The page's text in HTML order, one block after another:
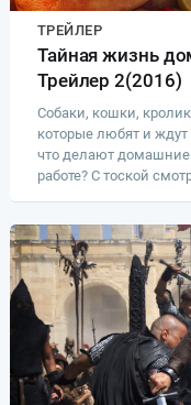
ТРЕЙЛЕР
Тайная жизнь
Трейлер 2(2016)
Собаки, кошки,
которые любят и ждут
что делают
работе? С тоской